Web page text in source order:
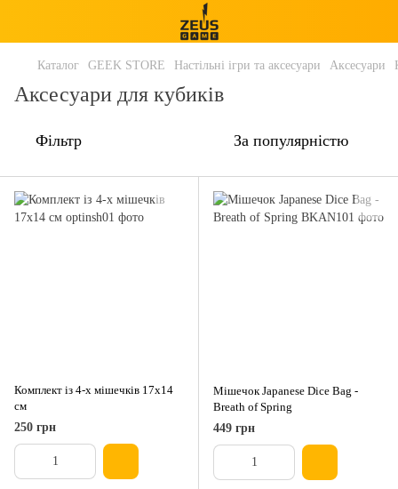
Каталог GEEK STORE Настільні ігри та аксесуари Аксесуари
Аксесуари для кубиків
Фільтр За популярністю
Комплект із 4-х мішечків 17х14
см
250 грн
Мішечок Japanese Dice Bag -
Breath of Spring
449 грн